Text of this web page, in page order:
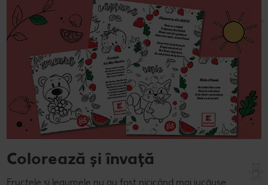
Colorează și învață
Fructele și legumele nu au fost nicicând mai jucăușe.